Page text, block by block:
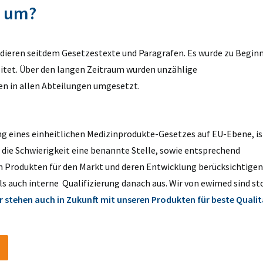
seitdem Gesetzestexte und Paragrafen. Es wurde zu Beginn
Über den langen Zeitraum wurden unzählige
in allen Abteilungen umgesetzt.
eines einheitlichen Medizinprodukte-Gesetzes auf EU-Ebene,
Schwierigkeit eine benannte Stelle, sowie entsprechend
Produkten für den Markt und deren Entwicklung
auch interne Qualifizierung danach aus. Wir von ewimed sind
stehen auch in Zukunft mit unseren Produkten für beste